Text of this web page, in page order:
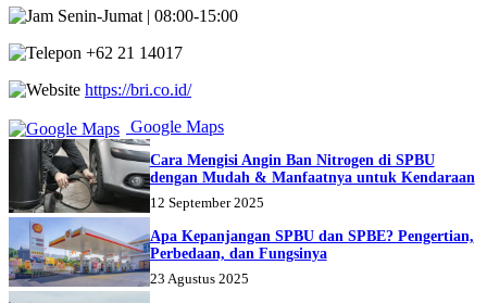
Senin-Jumat | 08:00-15:00
+62 21 14017
https://bri.co.id/
Google Maps
Cara Mengisi Angin Ban Nitrogen di SPBU
dengan Mudah & Manfaatnya untuk Kendaraan
12 September 2025
Apa Kepanjangan SPBU dan SPBE? Pengertian,
Perbedaan, dan Fungsinya
23 Agustus 2025